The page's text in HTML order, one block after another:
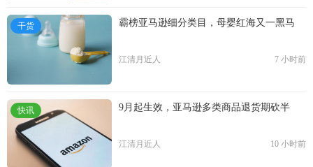
干货 霸榜亚马逊细分类目，母婴红海又一黑马
江清月近人 7 小时前
快讯 9月起生效，亚马逊多类商品退货期砍半
江清月近人 10 小时前